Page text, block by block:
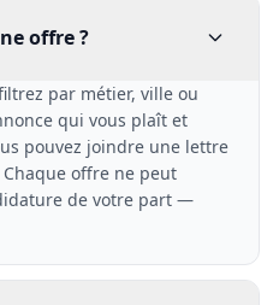
offre ?
par métier, ville ou
qui vous plaît et
pouvez joindre une lettre
offre ne peut
de votre part —